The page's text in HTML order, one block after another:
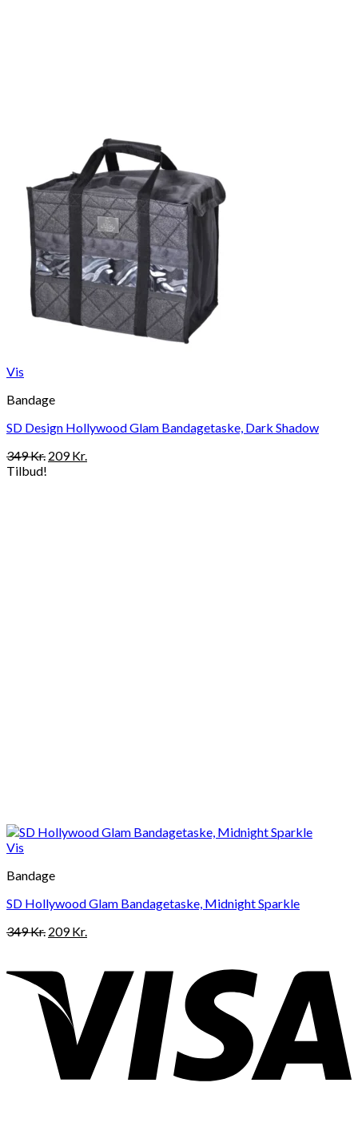
Vis
Bandage
SD Design Hollywood Glam Bandagetaske, Dark Shadow
349Kr. Den
209Kr.
Tilbud!
Vis
Bandage
SD Hollywood Glam Bandagetaske, Midnight Sparkle
349Kr. Den
var:
349 Kr..
209Kr.
209 Kr..